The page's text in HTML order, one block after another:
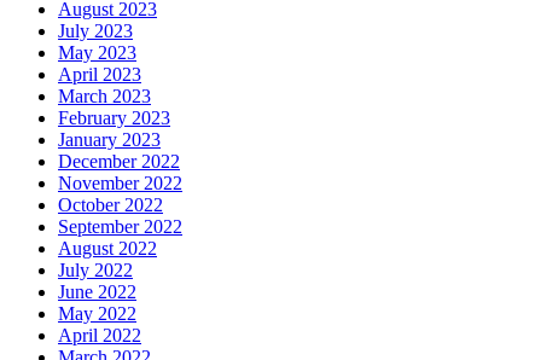
August 2023
July 2023
May 2023
April 2023
March 2023
February 2023
January 2023
December 2022
November 2022
October 2022
September 2022
August 2022
July 2022
June 2022
May 2022
April 2022